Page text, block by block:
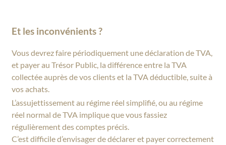
Et les inconvénients ?
Vous devrez faire périodiquement une déclaration de TVA,
et payer au Trésor Public, la différence entre la TVA
collectée auprès de vos clients et la TVA déductible, suite à
vos achats.
L’assujettissement au régime réel simplifié, ou au régime
réel normal de TVA implique que vous fassiez
régulièrement des comptes précis.
C’est difficile d’envisager de déclarer et payer correctement